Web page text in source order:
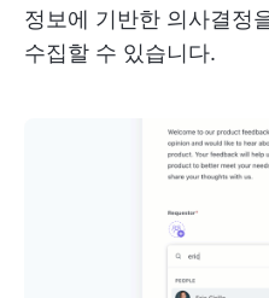
정보에 기반한 의사결정
수집할 수 있습니다.